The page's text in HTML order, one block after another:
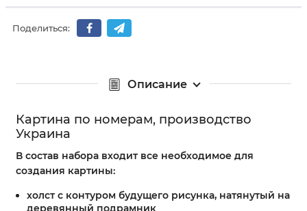
Поделиться:
Описание
Картина по номерам, производство
Украина
В состав набора входит все необходимое для
создания картины:
холст с контуром будущего рисунка, натянутый на
деревянный подрамник